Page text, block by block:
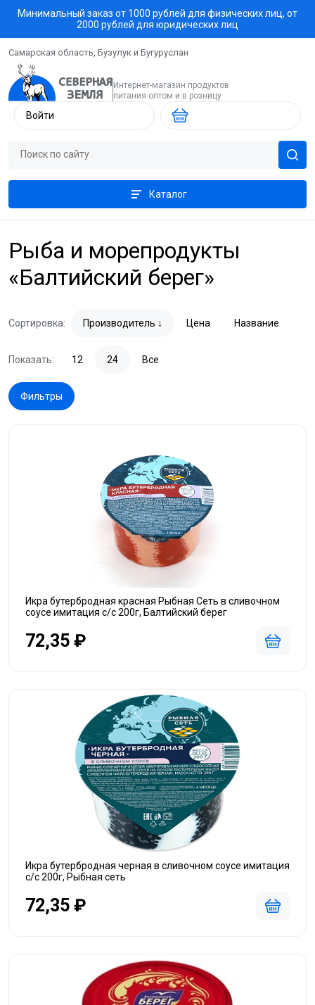
Минимальный заказ от 1000 рублей для физических лиц, от
2000 рублей для юридических лиц
Самарская область, Бузулук и Бугуруслан
Интернет-магазин продуктов
питания оптом и в розницу
Войти
Каталог
Рыба и морепродукты
«Балтийский берег»
Сортировка: Производитель Цена Название
Показать: 12 24 Все
Фильтры
Икра бутербродная красная Рыбная Сеть в сливочном
соусе имитация с/с 200г, Балтийский берег
72,35 ₽
Икра бутербродная черная в сливочном соусе имитация
с/с 200г, Рыбная сеть
72,35 ₽